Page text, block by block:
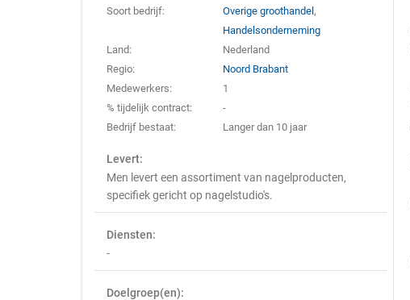
Soort bedrijf:
Overige groothandel,
Handelsonderneming
Land:
Nederland
Regio:
Noord Brabant
Medewerkers:
1
% tijdelijk contract:
-
Bedrijf bestaat:
Langer dan 10 jaar
Levert:
Men levert een assortiment van nagelproducten,
specifiek gericht op nagelstudio's.
Diensten:
-
Doelgroep(en):